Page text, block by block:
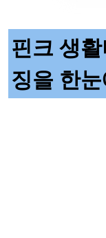
핀크 생
징을 한눈